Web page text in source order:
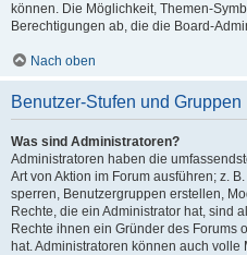
können. Die Möglichkeit, Themen-
Berechtigungen ab, die die Board-
Nach oben
Benutzer-Stufen und Gruppen
Was sind Administratoren?
Administratoren haben die
Art von Aktion im Forum ausführen; z.
sperren, Benutzergruppen erstellen,
Rechte, die ein Administrator hat, sind
Rechte ihnen ein Gründer des Forums
hat. Administratoren können auch